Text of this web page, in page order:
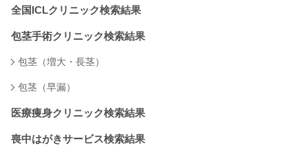
全国ICLクリニック検索結果
包茎手術クリニック検索結果
包茎（増大・長茎）
包茎（早漏）
医療痩身クリニック検索結果
喪中はがきサービス検索結果